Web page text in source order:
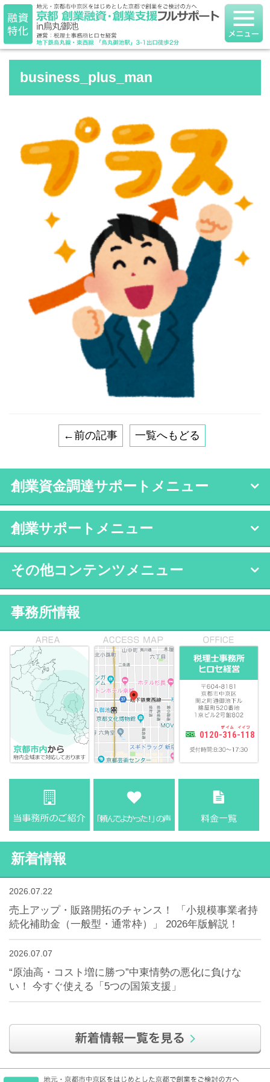
business_plus_man
←前の記事 一覧へもどる
創業資金調達サポートメニュー
創業サポートメニュー
その他コンテンツメニュー
事務所情報
0120-316-118
新着情報
2026.07.22
売上アップ・販路開拓のチャンス！ 「小規模事業者持
続化補助金（一般型・通常枠）」 2026年版解説！
2026.07.07
“原油高・コスト増に勝つ”中東情勢の悪化に負けな
い！ 今すぐ使える「5つの国策支援」